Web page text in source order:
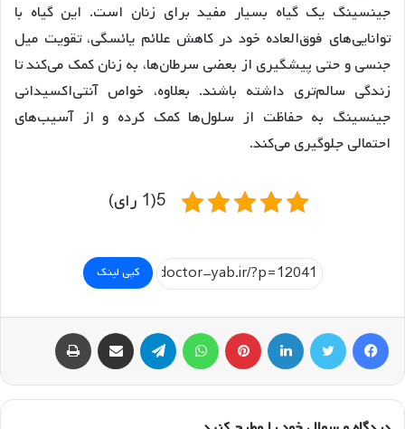
جینسینگ یک گیاه بسیار مفید برای زنان است. این گیاه با
توانایی‌های فوق‌العاده خود در کاهش علائم یائسگی، تقویت میل
جنسی و حتی پیشگیری از بعضی سرطان‌ها، به زنان کمک می‌کند تا
زندگی سالم‌تری داشته باشند. بعلاوه، خواص آنتی‌اکسیدانی
جینسینگ به حفاظت از سلول‌ها کمک کرده و از آسیب‌های
احتمالی جلوگیری می‌کند.
5(1 رای)
کپی لینک
فیسبوک توییتر لینکداین پینتریست تلگرام اشتراک گذاری با ایمیل